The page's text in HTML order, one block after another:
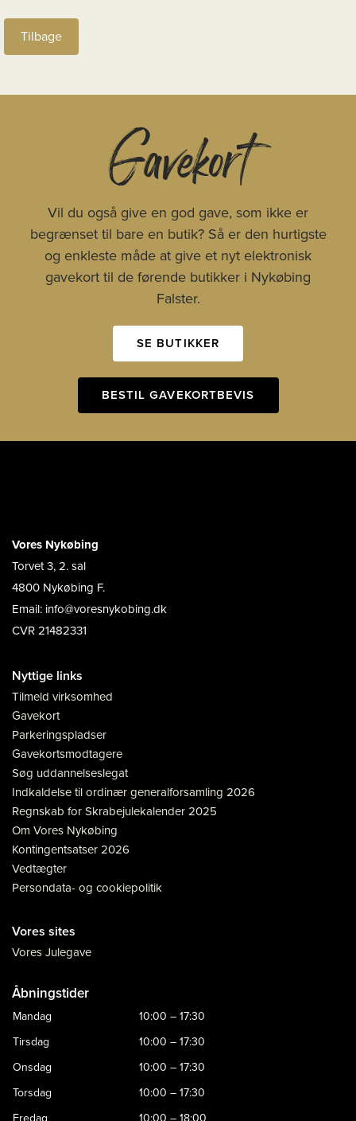
Tilbage
Gavekort
Vil du også give en god gave, som ikke er
begrænset til bare en butik? Så er den hurtigste
og enkleste måde at give et nyt elektronisk
gavekort til de førende butikker i Nykøbing
Falster.
SE BUTIKKER
BESTIL GAVEKORTBEVIS
Vores Nykøbing
Torvet 3, 2. sal
4800 Nykøbing F.
Email: info@voresnykobing.dk
CVR 21482331
Nyttige links
Tilmeld virksomhed
Gavekort
Parkeringspladser
Gavekortsmodtagere
Søg uddannelseslegat
Indkaldelse til ordinær generalforsamling 2026
Regnskab for Skrabejulekalender 2025
Om Vores Nykøbing
Kontingentsatser 2026
Vedtægter
Persondata- og cookiepolitik
Vores sites
Vores Julegave
Åbningstider
Mandag
10:00 – 17:30
Tirsdag
10:00 – 17:30
Onsdag
10:00 – 17:30
Torsdag
10:00 – 17:30
Fredag
10:00 – 18:00